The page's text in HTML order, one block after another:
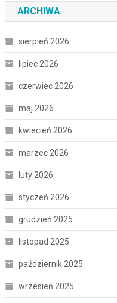
ARCHIWA
sierpień 2026
lipiec 2026
czerwiec 2026
maj 2026
kwiecień 2026
marzec 2026
luty 2026
styczeń 2026
grudzień 2025
listopad 2025
październik 2025
wrzesień 2025